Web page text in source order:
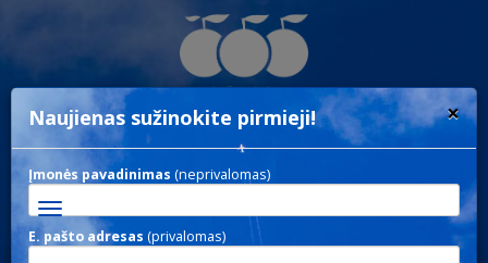
Toggle
navigation
×
Naujienas sužinokite pirmieji!
Įmonės pavadinimas (neprivalomas)
E. pašto adresas (privalomas)